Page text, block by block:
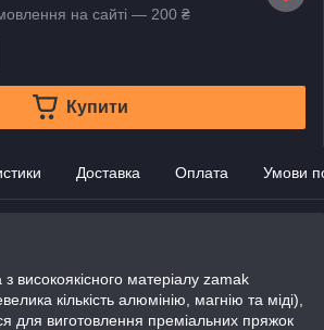
на сайті — 200 ₴
Купити
Доставка Оплата Умови
високоякісного матеріалу zamak
кількість алюмінію, магнію та міді),
для виготовлення преміальних пряжок